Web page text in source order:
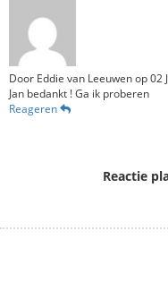
Door Eddie van Leeuwenop02
Jan bedankt ! Ga ik proberen
Reageren
Reactie